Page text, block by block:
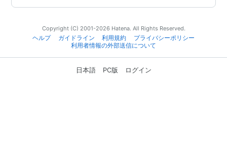
Copyright (C) 2001-2026 Hatena. All Rights Reserved.
ヘルプ
ガイドライン 利用規約
プライバシーポリシー
利用者情報の外部送信について
日本語 PC版 ログイン